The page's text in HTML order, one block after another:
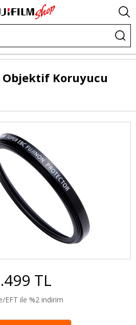
Objektif Koruyucu
TL
EFT ile %2 indirim